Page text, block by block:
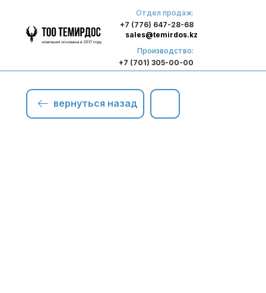
Отдел продаж:
+7 (776) 647-28-68
Производство:
+7 (701) 305-00-00
sales@temirdos.kz
вернуться назад